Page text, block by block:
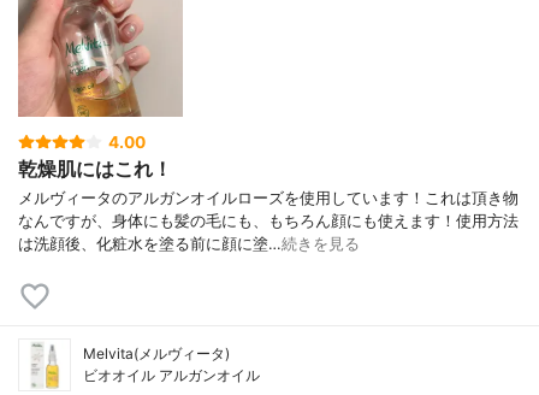
4.00
乾燥肌にはこれ！
メルヴィータのアルガンオイルローズを使用しています！これは頂き物
なんですが、身体にも髪の毛にも、もちろん顔にも使えます！使用方法
は洗顔後、化粧水を塗る前に顔に塗…続きを見る
Melvita(メルヴィータ)
ビオオイル アルガンオイル